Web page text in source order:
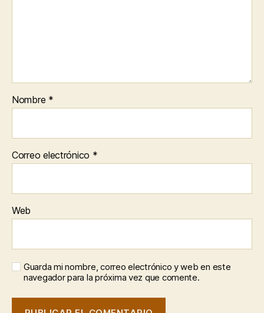
Nombre *
Correo electrónico *
Web
Guarda mi nombre, correo electrónico y web en este
navegador para la próxima vez que comente.